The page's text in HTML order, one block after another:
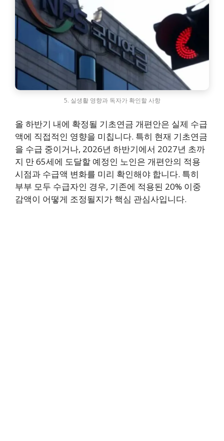
5. 실생활 영향과 독자가 확인할 사항
올 하반기 내에 확정될 기초연금 개편안은 실제 수급
액에 직접적인 영향을 미칩니다. 특히 현재 기초연금
을 수급 중이거나, 2026년 하반기에서 2027년 초까
지 만 65세에 도달할 예정인 노인은 개편안의 적용
시점과 수급액 변화를 미리 확인해야 합니다. 특히
부부 모두 수급자인 경우, 기존에 적용된 20% 이중
감액이 어떻게 조정될지가 핵심 관심사입니다.